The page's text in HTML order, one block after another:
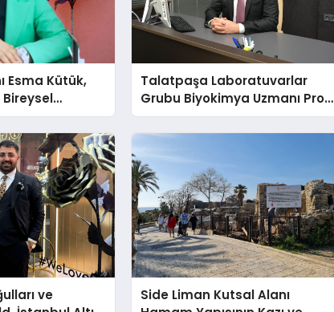
Esma Kütük,
Bireysel
Sınırların
Talatpaşa Laboratuvarlar
Grubu Biyokimya Uzmanı Prof.
Dr. Ahmet Var:
ve
Side Liman Kutsal Alanı